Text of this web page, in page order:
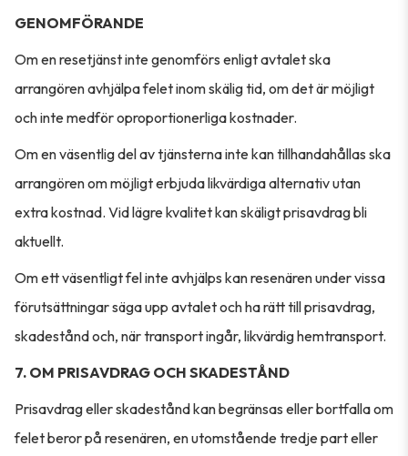
GENOMFÖRANDE
Om en resetjänst inte genomförs enligt avtalet ska
arrangören avhjälpa felet inom skälig tid, om det är möjligt
och inte medför oproportionerliga kostnader.
Om en väsentlig del av tjänsterna inte kan tillhandahållas ska
arrangören om möjligt erbjuda likvärdiga alternativ utan
extra kostnad. Vid lägre kvalitet kan skäligt prisavdrag bli
aktuellt.
Om ett väsentligt fel inte avhjälps kan resenären under vissa
förutsättningar säga upp avtalet och ha rätt till prisavdrag,
skadestånd och, när transport ingår, likvärdig hemtransport.
7. OM PRISAVDRAG OCH SKADESTÅND
Prisavdrag eller skadestånd kan begränsas eller bortfalla om
felet beror på resenären, en utomstående tredje part eller